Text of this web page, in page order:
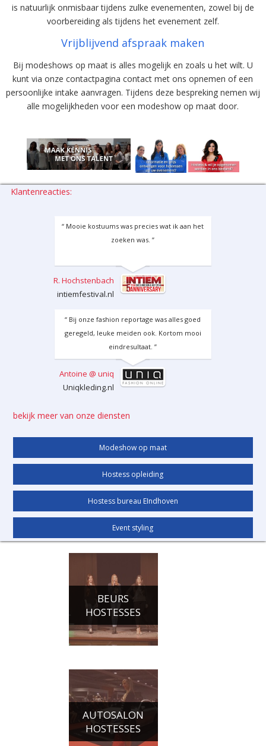
is natuurlijk onmisbaar tijdens zulke evenementen, zowel bij de
voorbereiding als tijdens het evenement zelf.
Vrijblijvend afspraak maken
Bij modeshows op maat is alles mogelijk en zoals u het wilt. U
kunt via onze contactpagina contact met ons opnemen of een
persoonlijke intake aanvragen. Tijdens deze bespreking nemen wij
alle mogelijkheden voor een modeshow op maat door.
Klantenreacties:
“ Mooie kostuums was precies wat ik aan het
zoeken was. ”
R. Hochstenbach
intiemfestival.nl
“ Bij onze fashion reportage was alles goed
geregeld, leuke meiden ook. Kortom mooi
eindresultaat. ”
Antoine @ uniq
Uniqkleding.nl
bekijk meer van onze diensten
Modeshow op maat
Hostess opleiding
Hostess bureau EIndhoven
Event styling
BEURS
HOSTESSES
AUTOSALON
HOSTESSES